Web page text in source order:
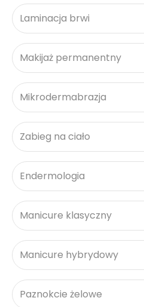
Laminacja brwi
Makijaż permanentny
Mikrodermabrazja
Zabieg na ciało
Endermologia
Manicure klasyczny
Manicure hybrydowy
Paznokcie żelowe